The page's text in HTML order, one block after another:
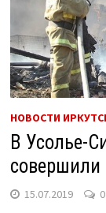
НОВОСТИ
В Усолье-
15.07.2019 0